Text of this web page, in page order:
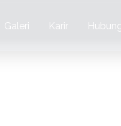
Galeri Karir